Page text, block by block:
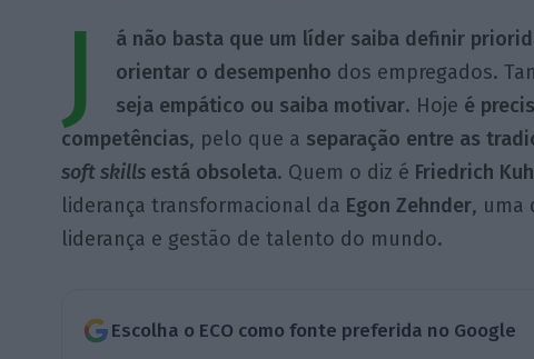
J
á não basta que um líder saiba definir
orientar o desempenho dos empregados.
seja empático ou saiba motivar. Hoje é
competências, pelo que a separação entre as
soft skills está obsoleta. Quem o diz é Friedrich
liderança transformacional da Egon Zehnder, uma
liderança e gestão de talento do mundo.
Escolha o ECO como fonte preferida no Google